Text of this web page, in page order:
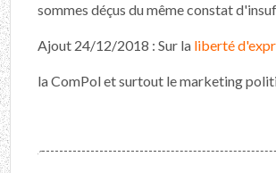
sommes déçus du même constat
Ajout 24/12/2018 : Sur la liberté
la ComPol et surtout le marketing